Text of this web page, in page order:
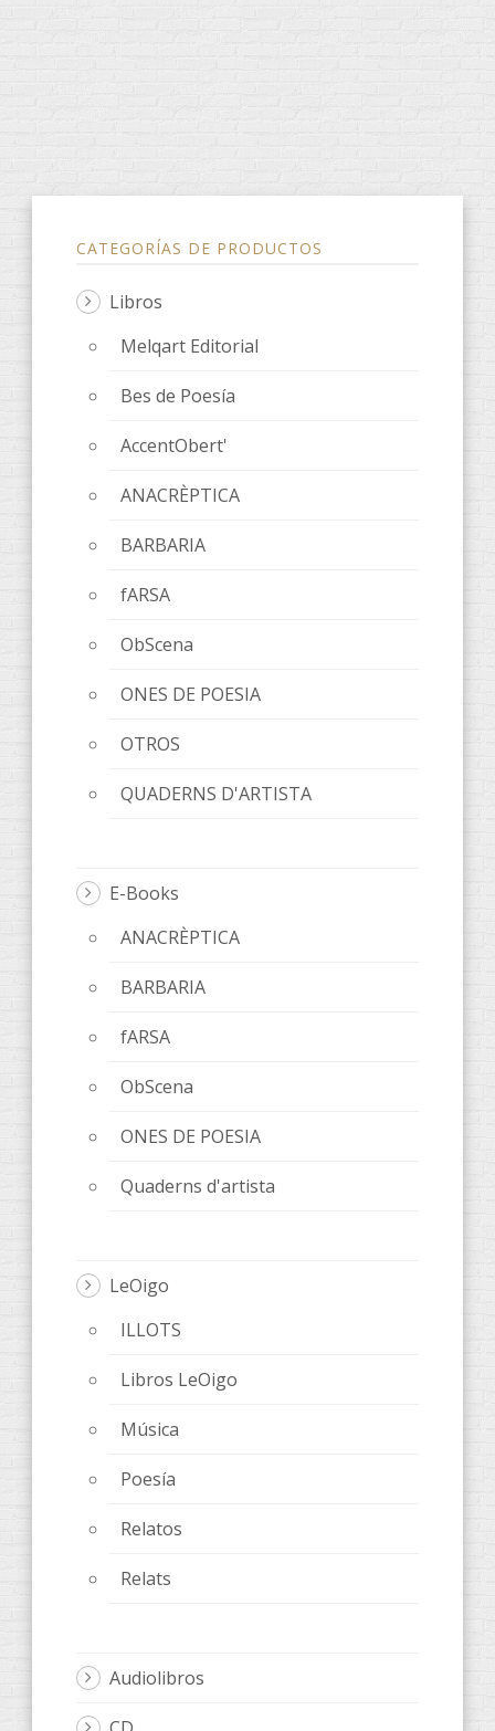
CATEGORÍAS DE PRODUCTOS
Libros
Melqart Editorial
Bes de Poesía
AccentObert'
ANACRÈPTICA
BARBARIA
fARSA
ObScena
ONES DE POESIA
OTROS
QUADERNS D'ARTISTA
E-Books
ANACRÈPTICA
BARBARIA
fARSA
ObScena
ONES DE POESIA
Quaderns d'artista
LeOigo
ILLOTS
Libros LeOigo
Música
Poesía
Relatos
Relats
Audiolibros